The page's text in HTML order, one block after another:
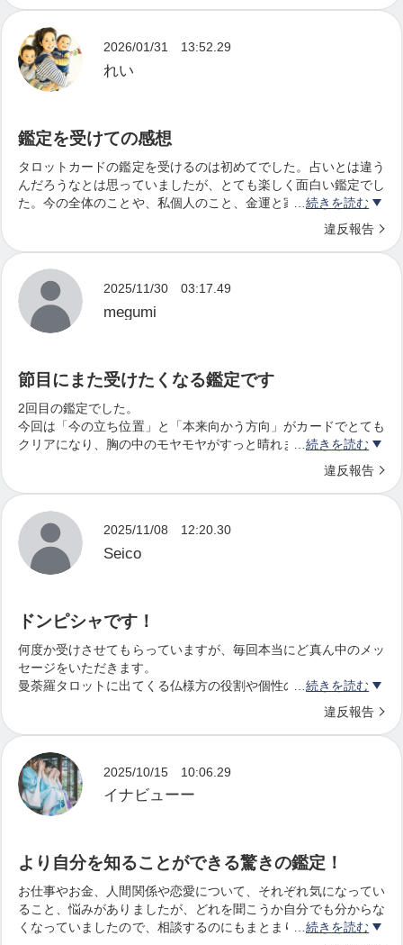
す。
また、私自身が沖縄に生まれ育ったせいか、親戚に
ユタのおばあちゃんがいたり、小さい頃からいろん
たが、コンサルをしているときにも、私が考えてる
ことではないけど、これ伝えないと！というように
勝手に口が動いていることがあり、あえて例えてい
うなら、私自身が「電波塔」のような感じで天から
何かがおりてきて言葉を発している感覚になること
も多々ありました。
知識やテクニックをお伝えすることももちろんあり
ますが、それよりも大事な根幹の本質のようなお話
をすることが多かったり、そもそもこの方がなぜ生
きているのか、この事業を通してどういう人生が切
り開いていくのか、この方と出会った方がどのよう
に未来が変化していくかなど、そんなことを深堀り
していく日々の中で、
どうしてもWEBのことや事業のことだけではなく、
人生の大切なこと、その方にとって必要なメッセー
ジを感じとったとしても、なかなかお伝えする機会
がなかったり、人生経験も浅い私が言うと偉そうな
物言いになってしまい、どうしてもお伝えできない
ことも多いなと感じていました。
そんな中で、ひょんなことから「曼荼羅タロット(観
実は、WEBの業界で仕事をしようと思う前は、仏教
研究者になろうと大学院進学までしてインド仏教論
理学を極めようとした時代がありますが、色々あり
じでしたが、そこに力を注ぎたい自分像も見えて、現在地を知る
ことができました。
曼荼羅の絵にも癒され、葵さんにも癒され、あっという間の時間
でしたよ。
あるカードを引いた時の葵さんの表情が忘れられません笑
2026/01/31 13:52.29
れい
鑑定を受けての感想
タロットカードの鑑定を受けるのは初めてでした。占いとは違う
んだろうなとは思っていましたが、とても楽しく面白い鑑定でし
た。今の全体のことや、私個人のこと、金運と家族のことを話し
ながらその流れで見てもらいました。これと言って『悩み』はな
かったけれど、どの鑑定も今の自分に繋がるなぁと感じました
し、家族のことを見てもらった時の「私」としての役割をもっと
こうするといいと言われたことが1番腑に落ちたというか、やっ
ぱりそうだよねーと納得できました。
あおいさんに鑑定してもらってなるほど！と思えることがたくさ
んあったし、鑑定してもらったことを日々に活かしていったら、
続きを読む
違反報告
2025/11/30 03:17.49
megumi
節目にまた受けたくなる鑑定です
2回目の鑑定でした。
今回は「今の立ち位置」と「本来向かう方向」がカードでとても
クリアになり、胸の中のモヤモヤがすっと晴れました。
自分らしく生きるための気づきが毎回しっかり受け取れるので、
終わったあと自然と前向きになれます。
人生の節目や転換期にまたお願いしたいと思える鑑定です。
今回もありがとうございました。
続きを読む
違反報告
2025/11/08 12:20.30
Seico
ドンピシャです！
何度か受けさせてもらっていますが、毎回本当にど真ん中のメッ
セージをいただきます。
曼荼羅タロットに出てくる仏様方の役割や個性の説明とともに、
メッセージをドンピシャに読み解いて伝えてくれるので、いまの
自分に起きていることや、朧げに感じていたこと、これから向か
う方向性など、するすると腑に落ちていきます。
そして不思議なことに？出てきたカードの仏様に縁のある場所に
偶然行くことが増えたり。まるで仏様たちから、「応援している
よ〜」「見守っているよ〜」と、後押しをしていただいているよ
うな気持ちで、受けてよかったといつも思います^_^
続きを読む
違反報告
2025/10/15 10:06.29
イナビューー
より自分を知ることができる驚きの鑑定！
お仕事やお金、人間関係や恋愛について、それぞれ気になってい
ること、悩みがありましたが、どれを聞こうか自分でも分からな
くなっていましたので、相談するのにもまとまりがなく不安があ
続きを読む